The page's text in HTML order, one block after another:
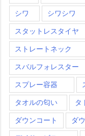
シワ シワシワ
スタットレスタイヤ
ストレートネック
スバルフォレスター
スプレー容器
タオルの匂い タ
ダウンコート ダ